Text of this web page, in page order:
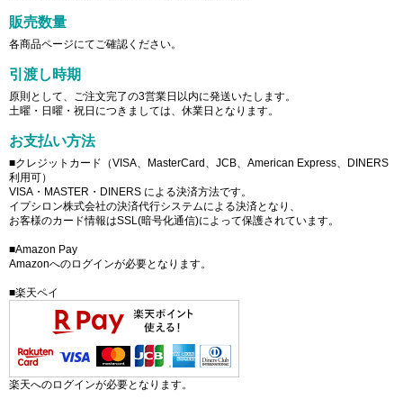
販売数量
各商品ページにてご確認ください。
引渡し時期
原則として、ご注文完了の3営業日以内に発送いたします。
土曜・日曜・祝日につきましては、休業日となります。
お支払い方法
■クレジットカード（VISA、MasterCard、JCB、American Express、DINERS
利用可）
VISA・MASTER・DINERS による決済方法です。
イプシロン株式会社の決済代行システムによる決済となり、
お客様のカード情報はSSL(暗号化通信)によって保護されています。
■Amazon Pay
Amazonへのログインが必要となります。
■楽天ペイ
楽天へのログインが必要となります。